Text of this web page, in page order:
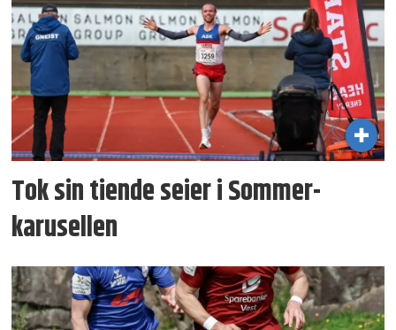
Tok sin tiende seier i Sommer­
karusellen